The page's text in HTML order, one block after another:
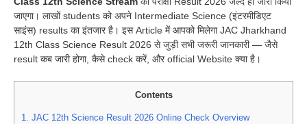
जाएगा। लाखों students को अपने Intermediate Science (इंटरमीडिएट
साइंस) results का इंतजार है। इस Article में आपको मिलेगा JAC Jharkhand
12th Class Science Result 2026 से जुड़ी सभी जरूरी जानकारी — जैसे
result कब जारी होगा, कैसे check करें, और official Website क्या है।
Contents
1.
JAC 12th Science Result 2026 Online Check Overview